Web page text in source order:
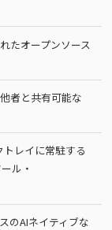
たオープンソース
者と共有可能な
レイに常駐する
ル・
のAIネイティブな